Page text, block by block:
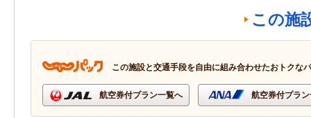
この施
この施設と交通手段を自由に組み合わせたおトクな
航空券付プラン一覧へ 航空券付プラ